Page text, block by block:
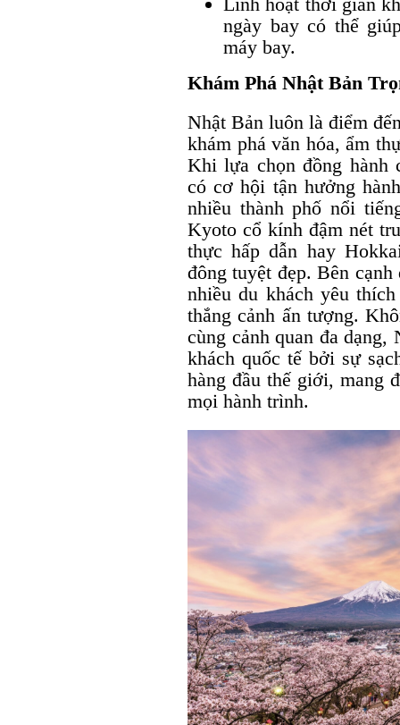
ngày bay có thể
máy bay.
Khám Phá Nhật Bản
Nhật Bản luôn là điểm
khám phá văn hóa, ẩm
Khi lựa chọn đồng hành
có cơ hội tận hưởng
nhiều thành phố nổi
Kyoto cổ kính đậm nét
thực hấp dẫn hay
đông tuyệt đẹp. Bên
nhiều du khách yêu
thắng cảnh ấn tượng.
cùng cảnh quan đa
khách quốc tế bởi sự
hàng đầu thế giới, mang
mọi hành trình.